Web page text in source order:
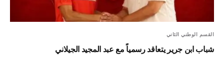
القسم الوطني الثاني
شباب ابن جرير يتعاقد رسمياً مع عبد المجيد الجيلاني